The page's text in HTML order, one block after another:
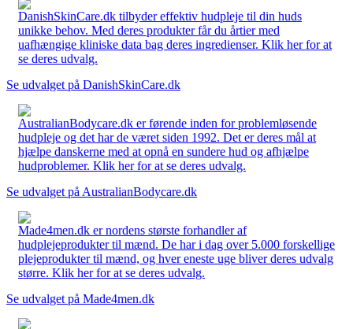
DanishSkinCare.dk tilbyder effektiv hudpleje til din huds
unikke behov. Med deres produkter får du årtier med
uafhængige kliniske data bag deres ingredienser. Klik her for at
se deres udvalg.
Se udvalget på DanishSkinCare.dk
AustralianBodycare.dk er førende inden for problemløsende
hudpleje og det har de været siden 1992. Det er deres mål at
hjælpe danskerne med at opnå en sundere hud og afhjælpe
hudproblemer. Klik her for at se deres udvalg.
Se udvalget på AustralianBodycare.dk
Made4men.dk er nordens største forhandler af
hudplejeprodukter til mænd. De har i dag over 5.000 forskellige
plejeprodukter til mænd, og hver eneste uge bliver deres udvalg
større. Klik her for at se deres udvalg.
Se udvalget på Made4men.dk